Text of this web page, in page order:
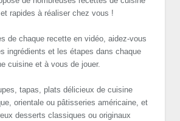
rapides à réaliser chez vous !
de chaque recette en vidéo, aidez-vous
ingrédients et les étapes dans chaque
cuisine et à vous de jouer.
tapas, plats délicieux de cuisine
orientale ou pâtisseries américaine, et
desserts classiques ou originaux